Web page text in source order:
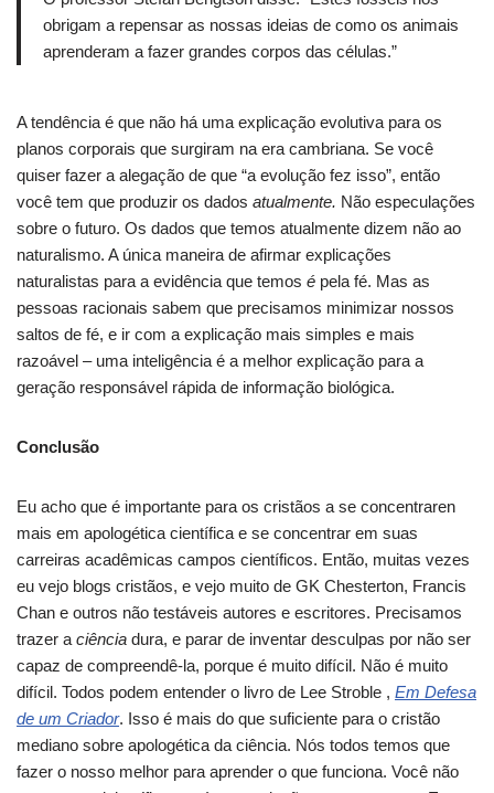
obrigam a repensar as nossas ideias de como os animais
aprenderam a fazer grandes corpos das células.”
A tendência é que não há uma explicação evolutiva para os
planos corporais que surgiram na era cambriana. Se você
quiser fazer a alegação de que “a evolução fez isso”, então
você tem que produzir os dados atualmente. Não especulações
sobre o futuro. Os dados que temos atualmente dizem não ao
naturalismo. A única maneira de afirmar explicações
naturalistas para a evidência que temos é pela fé. Mas as
pessoas racionais sabem que precisamos minimizar nossos
saltos de fé, e ir com a explicação mais simples e mais
razoável – uma inteligência é a melhor explicação para a
geração responsável rápida de informação biológica.
Conclusão
Eu acho que é importante para os cristãos a se concentraren
mais em apologética científica e se concentrar em suas
carreiras acadêmicas campos científicos. Então, muitas vezes
eu vejo blogs cristãos, e vejo muito de GK Chesterton, Francis
Chan e outros não testáveis autores e escritores. Precisamos
trazer a ciência dura, e parar de inventar desculpas por não ser
capaz de compreendê-la, porque é muito difícil. Não é muito
difícil. Todos podem entender o livro de Lee Stroble , Em Defesa
de um Criador. Isso é mais do que suficiente para o cristão
mediano sobre apologética da ciência. Nós todos temos que
fazer o nosso melhor para aprender o que funciona. Você não